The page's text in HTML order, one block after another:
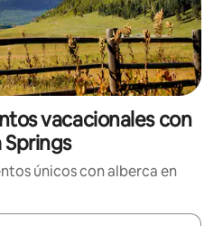
vacacionales con
Springs
únicos con alberca en